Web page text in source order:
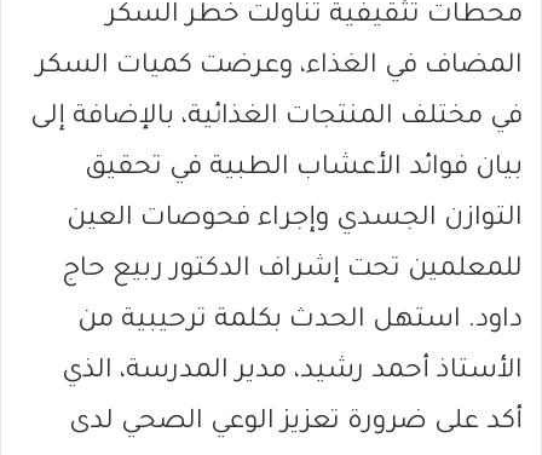
محطات تثقيفية تناولت خطر السكر
المضاف في الغذاء، وعرضت كميات السكر
في مختلف المنتجات الغذائية، بالإضافة إلى
بيان فوائد الأعشاب الطبية في تحقيق
التوازن الجسدي وإجراء فحوصات العين
للمعلمين تحت إشراف الدكتور ربيع حاج
داود. استهل الحدث بكلمة ترحيبية من
الأستاذ أحمد رشيد، مدير المدرسة، الذي
أكد على ضرورة تعزيز الوعي الصحي لدى